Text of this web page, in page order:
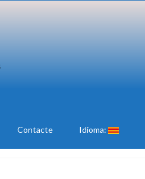
Contacte Idioma: